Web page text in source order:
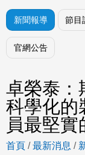
新聞報導 節目
官網公告
卓榮泰：
科學化的
員最堅實
首頁 /最新消息 /